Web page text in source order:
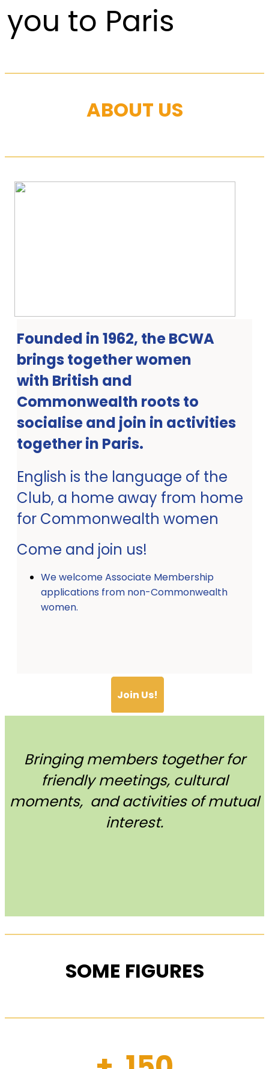
you to Paris
ABOUT US
Founded in 1962, the BCWA
brings together women
with British and
Commonwealth roots to
socialise and join in activities
together in Paris.
English is the language of the
Club, a home away from home
for Commonwealth women
Come and join us!
We welcome Associate Membership
applications from non-Commonwealth
women.
Join Us!
Bringing members together for
friendly meetings, cultural
moments, and activities of mutual
interest.
SOME FIGURES